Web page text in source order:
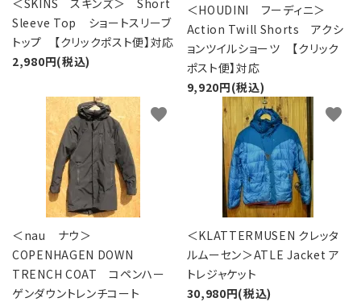
＜SKINS スキンズ＞ Short
Sleeve Top ショートスリーブ
トップ 【クリックポスト便】対応
2,980円(税込)
＜HOUDINI フーディニ＞
Action Twill Shorts アクシ
ョンツイルショーツ 【クリック
ポスト便】対応
9,920円(税込)
＜nau ナウ＞
COPENHAGEN DOWN
TRENCH COAT コペンハー
ゲンダウントレンチコート
favorite
＜KLATTERMUSEN クレッタ
ルムーセン＞ATLE Jacket ア
トレジャケット
30,980円(税込)
favorite